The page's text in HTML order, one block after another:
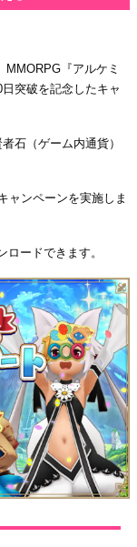
『アルケミ
突破を記念したキャ
石（ゲーム内通貨）
ャンペーンを実施しま
ードできます。